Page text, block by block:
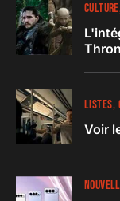
CULTURE
LISTES
Voir